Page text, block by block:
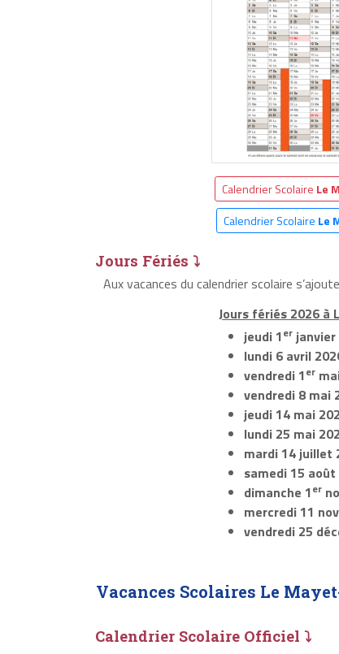
Calendrier Scolaire Le
Calendrier Scolaire Le
Jours Fériés ⤵
Aux vacances du calendrier scolaire
Jours fériés 2026 à
jeudi 1erjanvier
lundi 6 avril
vendredi 1er
vendredi 8 mai
jeudi 14 mai
lundi 25 mai
mardi 14 juillet
samedi 15 août
dimanche 1er
mercredi 11
vendredi 25
Vacances Scolaires Le
Calendrier Scolaire Officiel ⤵